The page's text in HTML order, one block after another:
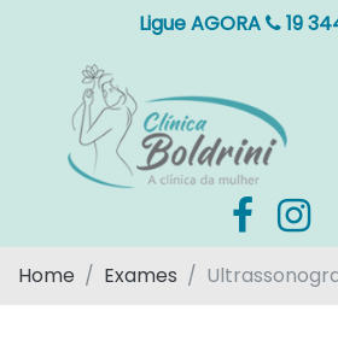
Ligue AGORA 19
Home Exames